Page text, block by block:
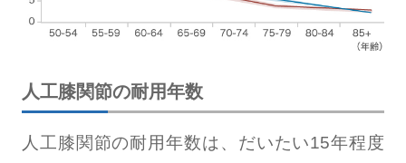
人工膝関節の耐用年数
人工膝関節の耐用年数は、だいたい15年程度